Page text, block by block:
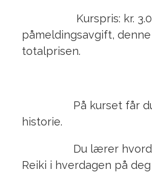
Kurspris: kr.
påmeldingsavgift,
totalprisen.
På kurset får du
historie.
Du lærer hvordan
Reiki i hverdagen på